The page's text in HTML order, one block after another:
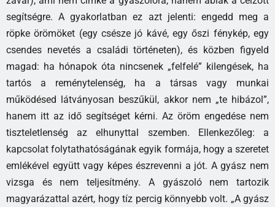
segítségre. A gyakorlatban ez azt jelenti: engedd meg a
röpke örömöket (egy csésze jó kávé, egy őszi fénykép, egy
csendes nevetés a családi történeten), és közben figyeld
magad: ha hónapok óta nincsenek „felfelé” kilengések, ha
tartós a reménytelenség, ha a társas vagy munkai
működésed látványosan beszűkül, akkor nem „te hibázol”,
hanem itt az idő segítséget kérni. Az öröm engedése nem
tiszteletlenség az elhunyttal szemben. Ellenkezőleg: a
kapcsolat folytathatóságának egyik formája, hogy a szeretet
emlékével együtt vagy képes észrevenni a jót. A gyász nem
vizsga és nem teljesítmény. A gyászoló nem tartozik
magyarázattal azért, hogy tíz percig könnyebb volt. „A gyász